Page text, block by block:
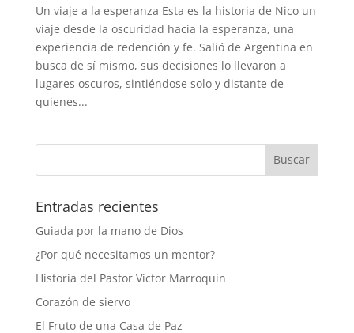
Un viaje a la esperanza Esta es la historia de Nico un
viaje desde la oscuridad hacia la esperanza, una
experiencia de redención y fe. Salió de Argentina en
busca de sí mismo, sus decisiones lo llevaron a
lugares oscuros, sintiéndose solo y distante de
quienes...
Entradas recientes
Guiada por la mano de Dios
¿Por qué necesitamos un mentor?
Historia del Pastor Victor Marroquín
Corazón de siervo
El Fruto de una Casa de Paz